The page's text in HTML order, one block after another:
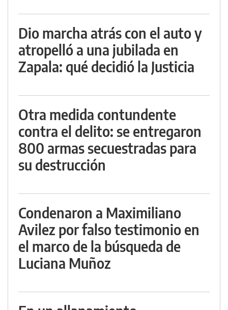
Dio marcha atrás con el auto y
atropelló a una jubilada en
Zapala: qué decidió la Justicia
Otra medida contundente
contra el delito: se entregaron
800 armas secuestradas para
su destrucción
Condenaron a Maximiliano
Avilez por falso testimonio en
el marco de la búsqueda de
Luciana Muñoz